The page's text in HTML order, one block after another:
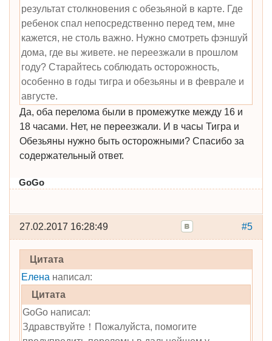
результат столкновения с обезьяной в карте. Где
ребенок спал непосредственно перед тем, мне
кажется, не столь важно. Нужно смотреть фэншуй
дома, где вы живете. не переезжали в прошлом
году? Старайтесь соблюдать осторожность,
особенно в годы тигра и обезьяны и в феврале и
августе.
Да, оба перелома были в промежутке между 16 и
18 часами. Нет, не переезжали. И в часы Тигра и
Обезьяны нужно быть осторожными? Спасибо за
содержательный ответ.
GoGo
#5
27.02.2017 16:28:49
Цитата
Елена написал:
Цитата
GoGo написал:
Здравствуйте！Пожалуйста, помогите